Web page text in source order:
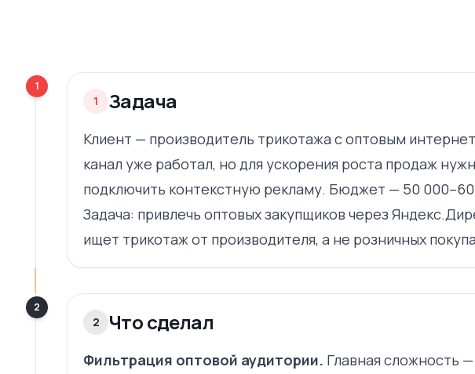
1
1 Задача
Клиент — производитель трикотажа с оптовым
канал уже работал, но для ускорения роста продаж
подключить контекстную рекламу. Бюджет — 50
Задача: привлечь оптовых закупщиков через
ищет трикотаж от производителя, а не розничных
2
2 Что сделал
Фильтрация оптовой аудитории. Главная сложность